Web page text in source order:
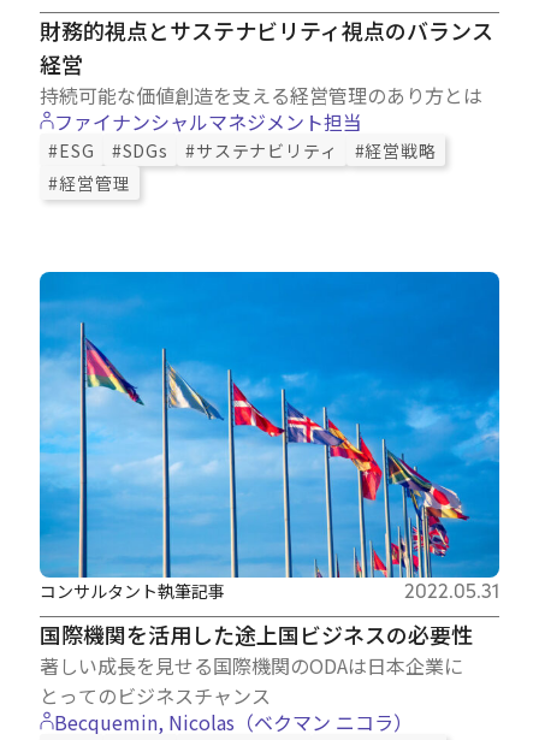
財務的視点とサステナビリティ視点のバランス
経営
持続可能な価値創造を支える経営管理のあり方とは
ファイナンシャルマネジメント担当
#ESG #SDGs #サステナビリティ
#経営戦略
#経営管理
国際機関を活用した途上国ビジネスの必要性
著しい成長を見せる国際機関のODAは日本企業に
とってのビジネスチャンス
コンサルタント執筆記事 2022.05.31
Becquemin, Nicolas（ベクマン ニコラ）